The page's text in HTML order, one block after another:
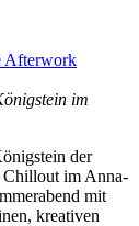
Afterwork
im
der
Chillout im Anna-
mit
kreativen